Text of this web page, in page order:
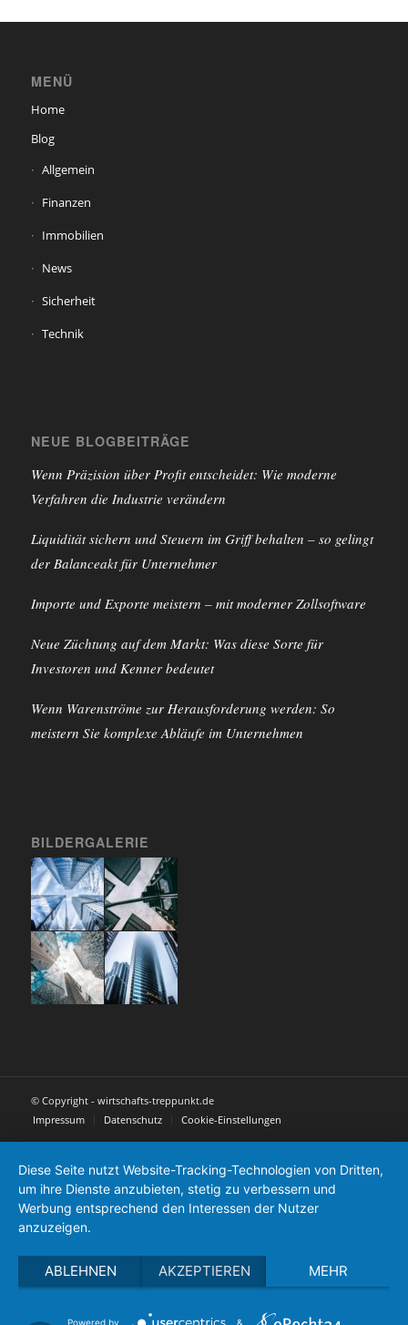
MENÜ
Home
Blog
Allgemein
Finanzen
Immobilien
News
Sicherheit
Technik
NEUE BLOGBEITRÄGE
Wenn Präzision über Profit entscheidet: Wie moderne
Verfahren die Industrie verändern
Liquidität sichern und Steuern im Griff behalten – so gelingt
der Balanceakt für Unternehmer
Importe und Exporte meistern – mit moderner Zollsoftware
Neue Züchtung auf dem Markt: Was diese Sorte für
Investoren und Kenner bedeutet
Wenn Warenströme zur Herausforderung werden: So
meistern Sie komplexe Abläufe im Unternehmen
BILDERGALERIE
© Copyright - wirtschafts-treppunkt.de
Impressum
Datenschutz Cookie-Einstellungen
Diese Seite nutzt Website-Tracking-Technologien von Dritten,
um ihre Dienste anzubieten, stetig zu verbessern und
Werbung entsprechend den Interessen der Nutzer
anzuzeigen.
ABLEHNEN AKZEPTIEREN MEHR
Powered by &